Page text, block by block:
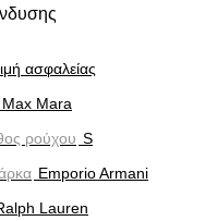
ασφαλείας
Max Mara
ρούχου S
Emporio Armani
Lauren